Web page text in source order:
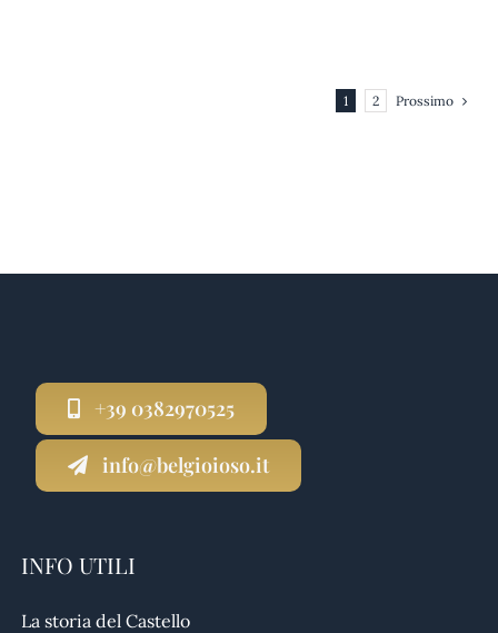
1 2 Prossimo
+39 0382970525
info@belgioioso.it
INFO UTILI
La storia del Castello